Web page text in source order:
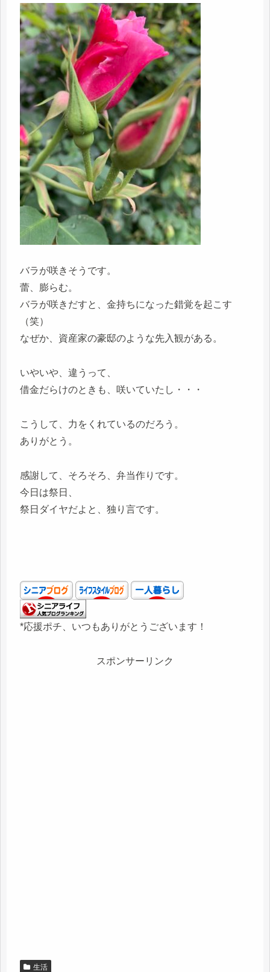
バラが咲きそうです。
蕾、膨らむ。
バラが咲きだすと、金持ちになった錯覚を起こす
（笑）
なぜか、資産家の豪邸のような先入観がある。
いやいや、違うって、
借金だらけのときも、咲いていたし・・・
こうして、力をくれているのだろう。
ありがとう。
感謝して、そろそろ、弁当作りです。
今日は祭日、
祭日ダイヤだよと、独り言です。
*応援ポチ、いつもありがとうございます！
スポンサーリンク
生活